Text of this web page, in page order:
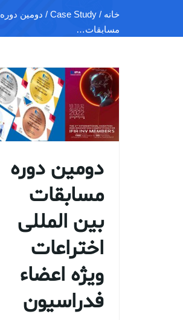
خانه
/ Case Study / دومین دوره
مسابقات…
دومین دوره
مسابقات
بین المللی
اختراعات
ویژه اعضاء
فدراسیون